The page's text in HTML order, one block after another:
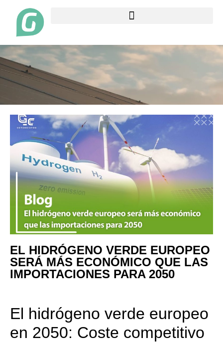
EL HIDRÓGENO VERDE EUROPEO
SERÁ MÁS ECONÓMICO QUE LAS
IMPORTACIONES PARA 2050
El hidrógeno verde europeo
en 2050: Coste competitivo